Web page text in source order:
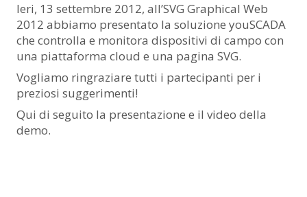
Ieri, 13 settembre 2012, all’SVG Graphical Web
2012 abbiamo presentato la soluzione youSCADA
che controlla e monitora dispositivi di campo con
una piattaforma cloud e una pagina SVG.
Vogliamo ringraziare tutti i partecipanti per i
preziosi suggerimenti!
Qui di seguito la presentazione e il video della
demo.